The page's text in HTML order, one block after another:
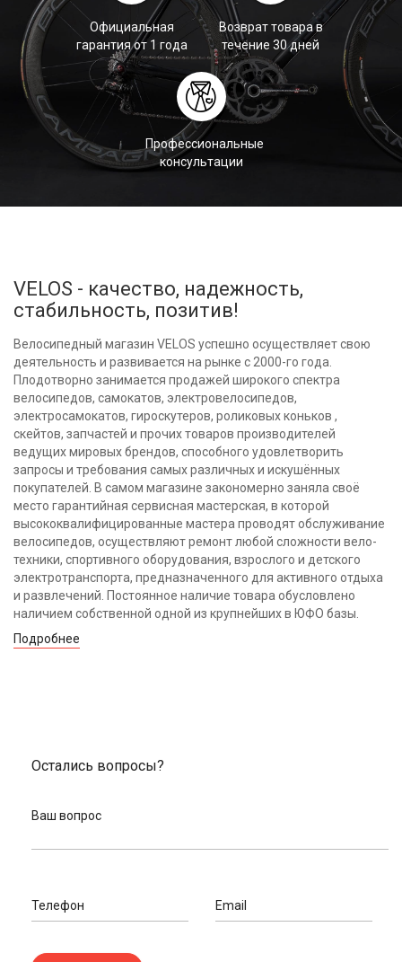
Официальная
гарантия от 1 года
Возврат товара в
течение 30 дней
Профессиональные
консультации
VELOS - качество, надежность,
стабильность, позитив!
Велосипедный магазин VELOS успешно осуществляет свою
деятельность и развивается на рынке с 2000-го года.
Плодотворно занимается продажей широкого спектра
велосипедов, самокатов, электровелосипедов,
электросамокатов, гироскутеров, роликовых коньков ,
скейтов, запчастей и прочих товаров производителей
ведущих мировых брендов, способного удовлетворить
запросы и требования самых различных и искушённых
покупателей. В самом магазине закономерно заняла своё
место гарантийная сервисная мастерская, в которой
высококвалифицированные мастера проводят обслуживание
велосипедов, осуществляют ремонт любой сложности вело-
техники, спортивного оборудования, взрослого и детского
электротранспорта, предназначенного для активного отдыха
и развлечений. Постоянное наличие товара обусловлено
наличием собственной одной из крупнейших в ЮФО базы.
Подробнее
Остались вопросы?
Ваш вопрос
Телефон Email